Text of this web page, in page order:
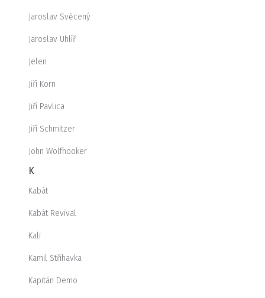
Jaroslav Svěcený
Jaroslav Uhlíř
Jelen
Jiří Korn
Jiří Pavlica
Jiří Schmitzer
John Wolfhooker
K
Kabát
Kabát Revival
Kali
Kamil Střihavka
Kapitán Demo